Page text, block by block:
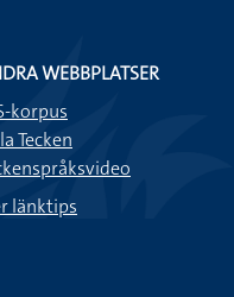
WEBBPLATSER
korpus
Tecken
länktips